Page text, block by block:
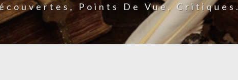
Points De Vue, Critiques.